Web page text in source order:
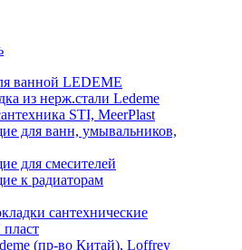
ванной LEDEME
из нерж.стали Ledeme
STI, MeerPlast
для ванн, умывальников,
для смесителей
к радиаторам
сантехнические
(пр-во Китай), Loffrey